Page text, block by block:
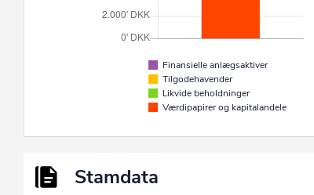
Finansielle anlægsaktiver
Tilgodehavender
Likvide beholdninger
Værdipapirer og kapitalandele
Stamdata